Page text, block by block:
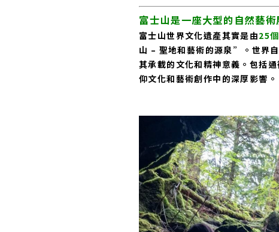
富士山是一座大型的自然藝術
富士山世界文化遺產其實是由25
山 – 聖地和藝術的源泉”。世界
其承載的文化和精神意義。包括
仰文化和藝術創作中的深厚影響。